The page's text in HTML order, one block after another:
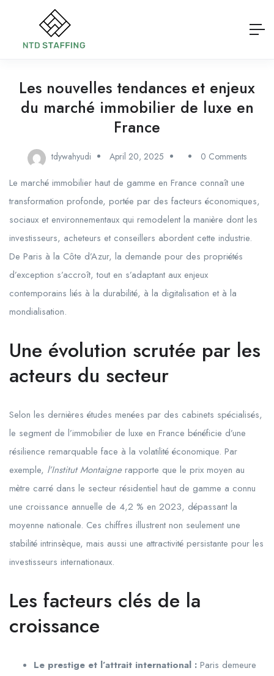
Les nouvelles tendances et enjeux
du marché immobilier de luxe en
France
tdywahyudi April 20, 2025 0 Comments
Le marché immobilier haut de gamme en France connaît une
transformation profonde, portée par des facteurs économiques,
sociaux et environnementaux qui remodelent la manière dont les
investisseurs, acheteurs et conseillers abordent cette industrie.
De Paris à la Côte d’Azur, la demande pour des propriétés
d’exception s’accroît, tout en s’adaptant aux enjeux
contemporains liés à la durabilité, à la digitalisation et à la
mondialisation.
Une évolution scrutée par les
acteurs du secteur
Selon les dernières études menées par des cabinets spécialisés,
le segment de l’immobilier de luxe en France bénéficie d’une
résilience remarquable face à la volatilité économique. Par
exemple, l’Institut Montaignerapporte que le prix moyen au
mètre carré dans le secteur résidentiel haut de gamme a connu
une croissance annuelle de 4,2 % en 2023, dépassant la
moyenne nationale. Ces chiffres illustrent non seulement une
stabilité intrinsèque, mais aussi une attractivité persistante pour les
investisseurs internationaux.
Les facteurs clés de la
croissance
Le prestige et l’attrait international : Paris demeure